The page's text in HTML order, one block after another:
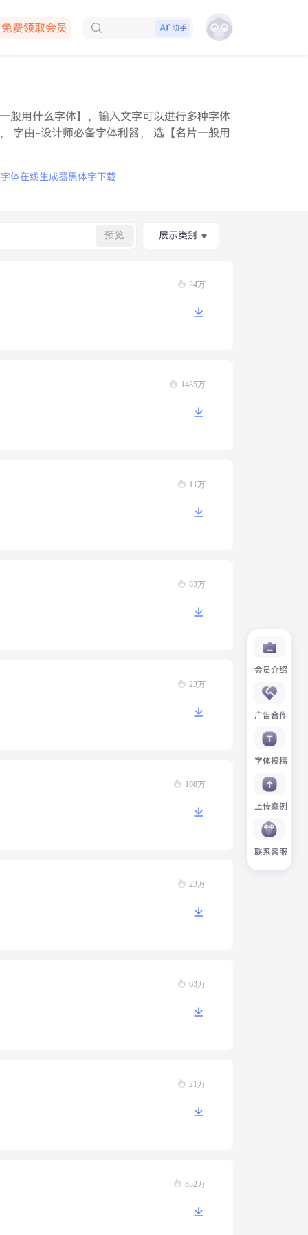
免费领取会员
助手
会员介绍
广告合作
字体投稿
上传案例
联系客服
般用什么字体】，输入文字可以进行多种字体
字由-设计师必备字体利器， 选【名片一般用
体在线生成器黑体字下载
预览 展示类别
24万
1485万
11万
83万
23万
108万
23万
63万
21万
852万